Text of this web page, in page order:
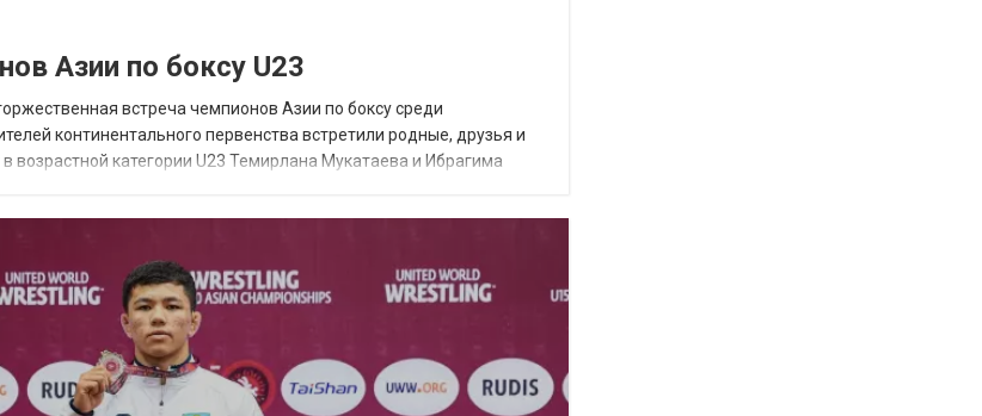
Азии по боксу U23
встреча чемпионов Азии по боксу среди
континентального первенства встретили родные, друзья и
категории U23 Темирлана Мукатаева и Ибрагима